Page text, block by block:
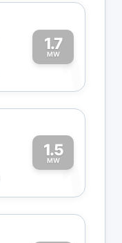
1.7
MW1
1.5
MW1